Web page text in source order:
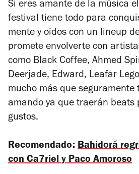
Si eres amante de la música
festival tiene todo para
mente y oídos con un lineup
promete envolverte con
como Black Coffee, Ahmed
Deerjade, Edward, Leafar
mucho más que seguramente
amando ya que traerán beats
gustos.
Recomendado: Bahidorá
con Ca7riel y Paco Amoroso